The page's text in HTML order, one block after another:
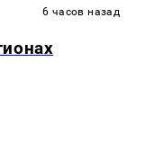
6 часов назад